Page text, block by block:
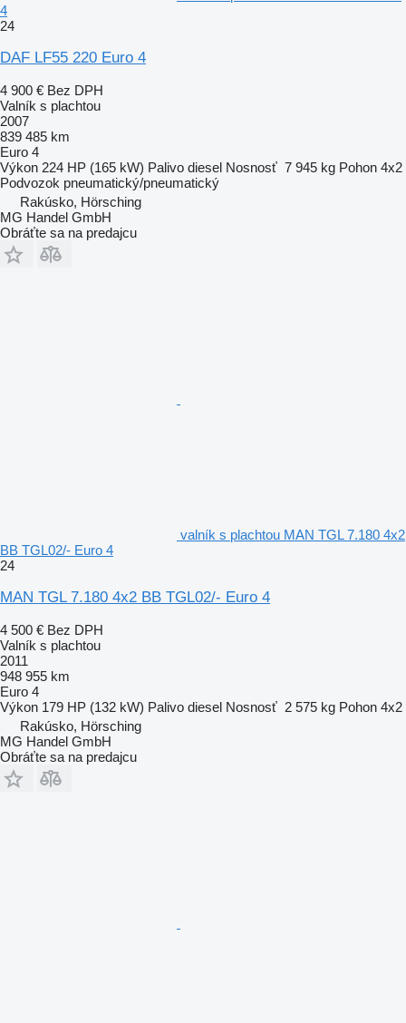
4
24
DAF LF55 220 Euro 4
4 900 € Bez DPH
Valník s plachtou
2007
839 485 km
Euro 4
Výkon 224 HP (165 kW) Palivo diesel Nosnosť 7 945 kg Pohon 4x2
Podvozok pneumatický/pneumatický
Rakúsko, Hörsching
MG Handel GmbH
Obráťte sa na predajcu
valník s plachtou MAN TGL 7.180 4x2
BB TGL02/- Euro 4
24
MAN TGL 7.180 4x2 BB TGL02/- Euro 4
4 500 € Bez DPH
Valník s plachtou
2011
948 955 km
Euro 4
Výkon 179 HP (132 kW) Palivo diesel Nosnosť 2 575 kg Pohon 4x2
Rakúsko, Hörsching
MG Handel GmbH
Obráťte sa na predajcu